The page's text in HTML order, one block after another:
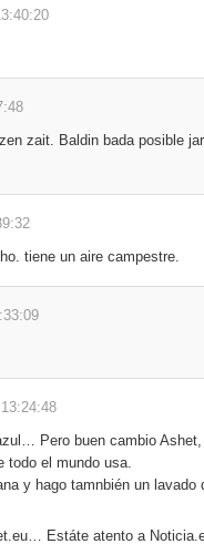
zait. Baldin bada posible
tiene un aire campestre.
Pero buen cambio
todo el mundo usa.
y hago tamnbién un lavado
Estáte atento a